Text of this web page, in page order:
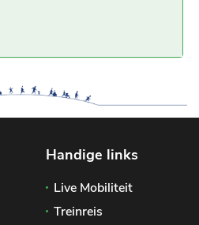
Handige links
Live Mobiliteit
Treinreis